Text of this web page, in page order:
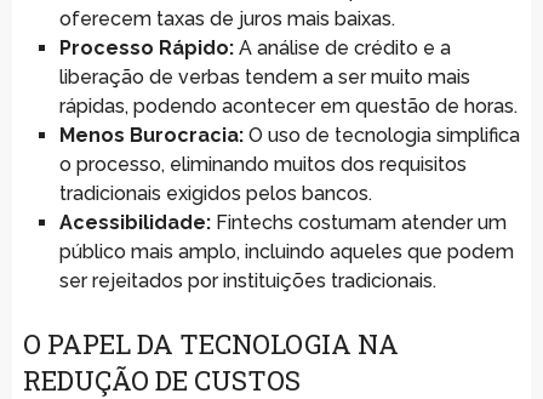
oferecem taxas de juros mais baixas.
Processo Rápido:A análise de crédito e a
liberação de verbas tendem a ser muito mais
rápidas, podendo acontecer em questão de horas.
Menos Burocracia:O uso de tecnologia simplifica
o processo, eliminando muitos dos requisitos
tradicionais exigidos pelos bancos.
Acessibilidade:Fintechs costumam atender um
público mais amplo, incluindo aqueles que podem
ser rejeitados por instituições tradicionais.
O PAPEL DA TECNOLOGIA NA
REDUÇÃO DE CUSTOS